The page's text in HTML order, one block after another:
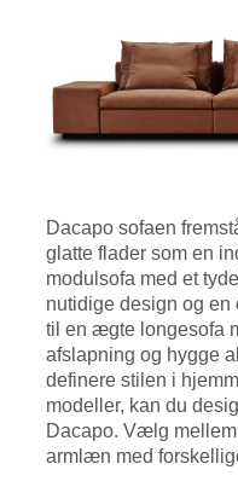
Dacapo sofaen
glatte flader som en
modulsofa med et
nutidige design og
til en ægte longesofa
afslapning og hygge
definere stilen i
modeller, kan du
Dacapo. Vælg
armlæn med